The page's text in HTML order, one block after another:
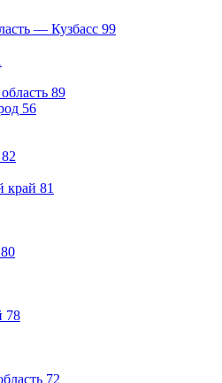
— Кузбасс 99
89
56
82
край 81
80
78
72